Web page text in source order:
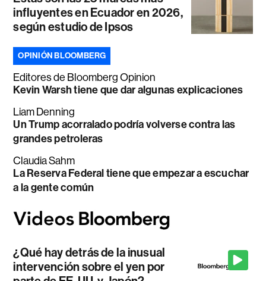
influyentes en Ecuador en 2026,
según estudio de Ipsos
OPINIÓN BLOOMBERG
Editores de Bloomberg Opinion
Kevin Warsh tiene que dar algunas explicaciones
Liam Denning
Un Trump acorralado podría volverse contra las
grandes petroleras
Claudia Sahm
La Reserva Federal tiene que empezar a escuchar
a la gente común
¿Qué hay detrás de la inusual
intervención sobre el yen por